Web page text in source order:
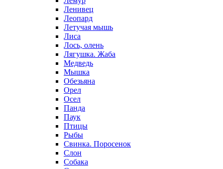
Ленивец
Леопард
Летучая мышь
Лиса
Лось, олень
Лягушка. Жаба
Медведь
Мышка
Обезьяна
Орел
Осел
Панда
Паук
Птицы
Рыбы
Свинка. Поросенок
Слон
Собака